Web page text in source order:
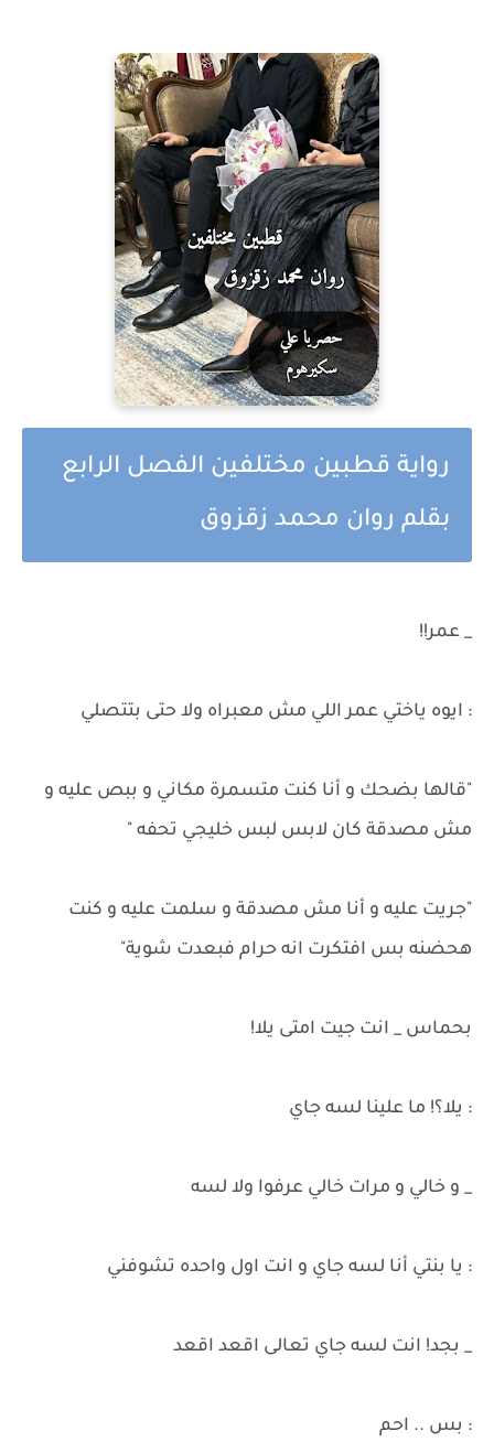
رواية قطبين مختلفين الفصل الرابع
بقلم روان محمد زقزوق
_ عمر!!
: ايوه ياختي عمر اللي مش معبراه ولا حتى بتتصلي
"قالها بضحك و أنا كنت متسمرة مكاني و ببص عليه و
مش مصدقة كان لابس لبس خليجي تحفه "
"جريت عليه و أنا مش مصدقة و سلمت عليه و كنت
هحضنه بس افتكرت انه حرام فبعدت شوية"
بحماس _ انت جيت امتى يلا!
: يلا؟! ما علينا لسه جاي
_ و خالي و مرات خالي عرفوا ولا لسه
: يا بنتي أنا لسه جاي و انت اول واحده تشوفني
_ بجد! انت لسه جاي تعالى اقعد اقعد
: بس .. احم